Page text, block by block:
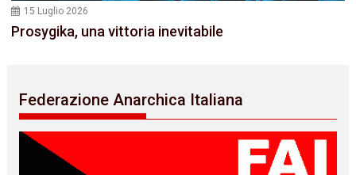
15 Luglio 2026
Prosygika, una vittoria inevitabile
Federazione Anarchica Italiana